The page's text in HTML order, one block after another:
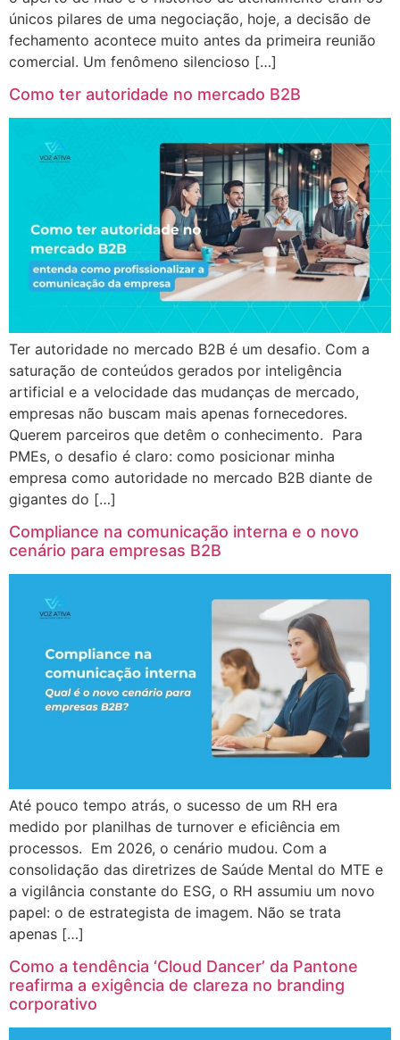
únicos pilares de uma negociação, hoje, a decisão de
fechamento acontece muito antes da primeira reunião
comercial. Um fenômeno silencioso […]
Como ter autoridade no mercado B2B
Ter autoridade no mercado B2B é um desafio. Com a
saturação de conteúdos gerados por inteligência
artificial e a velocidade das mudanças de mercado,
empresas não buscam mais apenas fornecedores.
Querem parceiros que detêm o conhecimento. Para
PMEs, o desafio é claro: como posicionar minha
empresa como autoridade no mercado B2B diante de
gigantes do […]
Compliance na comunicação interna e o novo
cenário para empresas B2B
Até pouco tempo atrás, o sucesso de um RH era
medido por planilhas de turnover e eficiência em
processos. Em 2026, o cenário mudou. Com a
consolidação das diretrizes de Saúde Mental do MTE e
a vigilância constante do ESG, o RH assumiu um novo
papel: o de estrategista de imagem. Não se trata
apenas […]
Como a tendência ‘Cloud Dancer’ da Pantone
reafirma a exigência de clareza no branding
corporativo